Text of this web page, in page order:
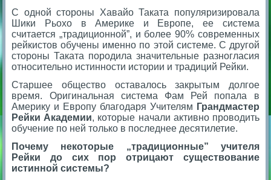
С одной стороны Хавайо Таката популяризировала
Шики Рьохо в Америке и Европе, ее система
считается „традиционной”, и более 90% современных
рейкистов обучены именно по этой системе. С другой
стороны Таката породила значительные разногласия
относительно истинности истории и традиций Рейки.
Старшее общество оставалось закрытым долгое
время. Оригинальная система Фам Рей попала в
Америку и Европу благодаря Учителям Грандмастер
Рейки Академии, которые начали активно проводить
обучение по ней только в последнее десятилетие.
Почему некоторые „традиционные” учителя
Рейки до сих пор отрицают существование
истинной системы?